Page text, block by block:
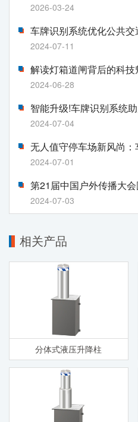
2026-03-24
车牌识别系统优化公共
2024-07-11
解读灯箱道闸背后的科
2024-06-28
智能升级!车牌识别系统
2024-07-04
无人值守停车场新风尚
2024-07-01
2024-07-03
相关产品
分体式液压升降柱